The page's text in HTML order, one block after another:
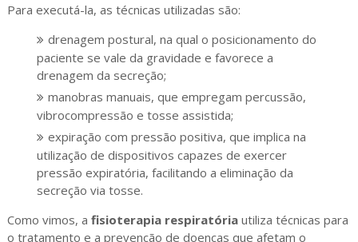
Para executá-la, as técnicas utilizadas são:
drenagem postural, na qual o posicionamento do
paciente se vale da gravidade e favorece a
drenagem da secreção;
manobras manuais, que empregam percussão,
vibrocompressão e tosse assistida;
expiração com pressão positiva, que implica na
utilização de dispositivos capazes de exercer
pressão expiratória, facilitando a eliminação da
secreção via tosse.
Como vimos, a fisioterapia respiratóriautiliza técnicas para
o tratamento e a prevenção de doenças que afetam o